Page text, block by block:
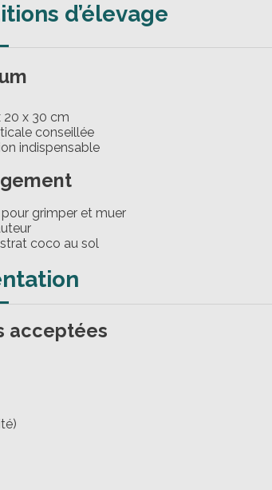
d’élevage
20 x 30 cm
conseillée
indispensable
grimper et muer
coco au sol
acceptées